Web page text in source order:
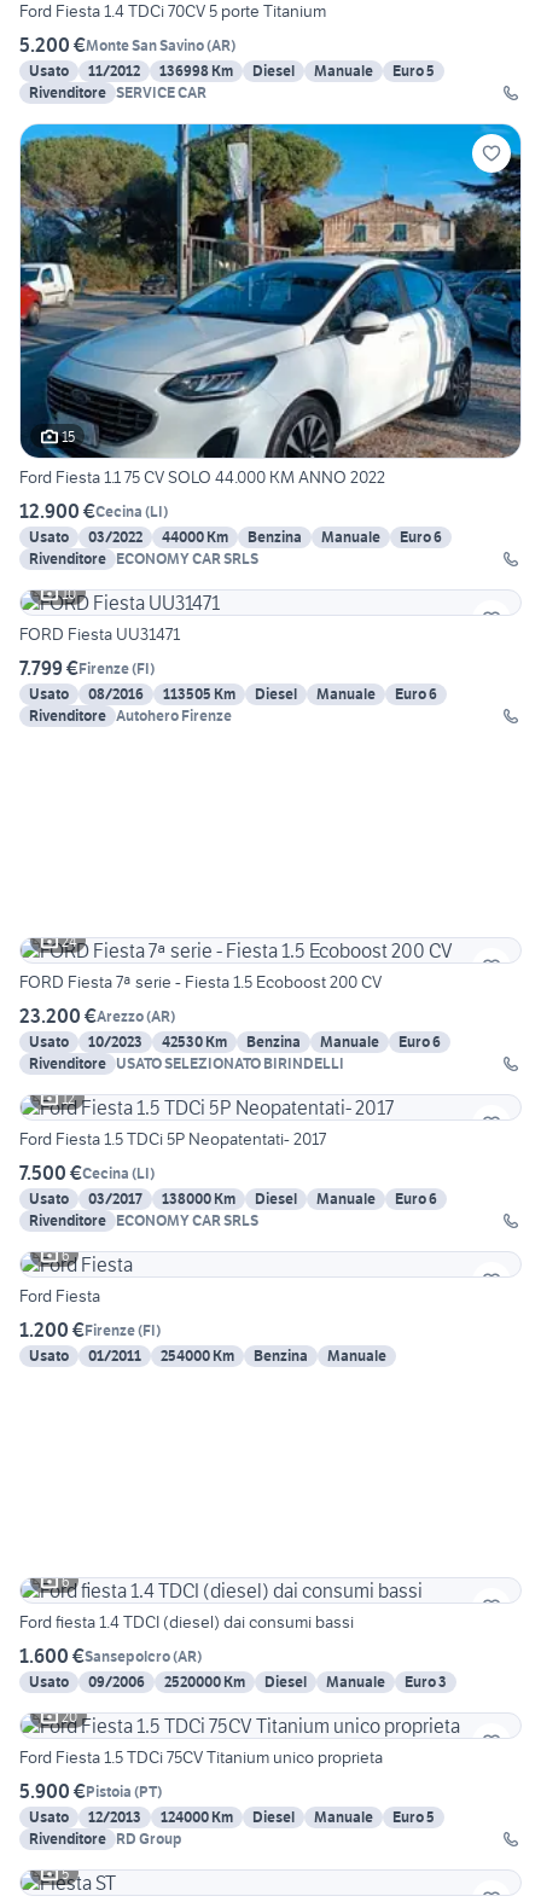
Ford Fiesta 1.4 TDCi 70CV 5 porte Titanium
5.200 €Monte San Savino(AR)
Usato
11/2012 136998 Km Diesel Manuale
Euro 5
Rivenditore SERVICE CAR
15
Ford Fiesta 1.1 75 CV SOLO 44.000 KM ANNO 2022
12.900 €Cecina (LI)
Usato
03/2022 44000 Km Benzina Manuale
Euro 6
Rivenditore ECONOMY CAR SRLS
10
FORD Fiesta UU31471
7.799 €Firenze(FI)
Usato
08/2016 113505 Km Diesel Manuale
Euro 6
Rivenditore Autohero Firenze
24
FORD Fiesta 7ª serie - Fiesta 1.5 Ecoboost 200 CV
23.200 €Arezzo(AR)
Usato
10/2023 42530 Km Benzina Manuale
Euro 6
Rivenditore USATO SELEZIONATO BIRINDELLI
12
Ford Fiesta 1.5 TDCi 5P Neopatentati- 2017
7.500 €Cecina (LI)
Usato
03/2017 138000 Km Diesel Manuale
Euro 6
Rivenditore ECONOMY CAR SRLS
6
Ford Fiesta
1.200 €Firenze(FI)
Usato
01/2011 254000 Km Benzina Manuale
6
Ford fiesta 1.4 TDCI (diesel) dai consumi bassi
1.600 €Sansepolcro(AR)
Usato
09/2006 2520000 Km Diesel Manuale
Euro 3
20
Ford Fiesta 1.5 TDCi 75CV Titanium unico proprieta
5.900 €Pistoia (PT)
Usato
12/2013 124000 Km Diesel Manuale
Euro 5
Rivenditore RD Group
5